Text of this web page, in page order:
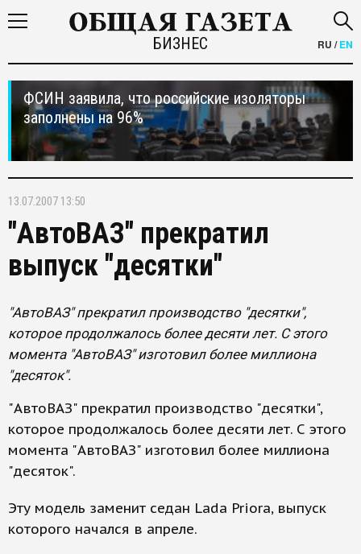
БИЗНЕС RU /EN
ФСИН заявила, что российские изоляторы
заполнены на 96%
13.07.2007 13:50
"АвтоВАЗ" прекратил
выпуск "десятки"
"АвтоВАЗ" прекратил производство "десятки",
которое продолжалось более десяти лет. С этого
момента "АвтоВАЗ" изготовил более миллиона
"десяток".
"АвтоВАЗ" прекратил производство "десятки",
которое продолжалось более десяти лет. С этого
момента "АвтоВАЗ" изготовил более миллиона
"десяток".
Эту модель заменит седан Lada Priora, выпуск
которого начался в апреле.